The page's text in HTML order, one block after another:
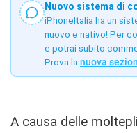
Nuovo sistema di
iPhoneItalia ha un
nuovo e nativo! Per
e potrai subito
Prova la nuova
A causa delle